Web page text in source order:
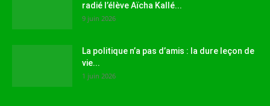
radié l’élève Aïcha Kallé...
9 juin 2026
La politique n’a pas d’amis : la dure leçon de
vie...
1 juin 2026